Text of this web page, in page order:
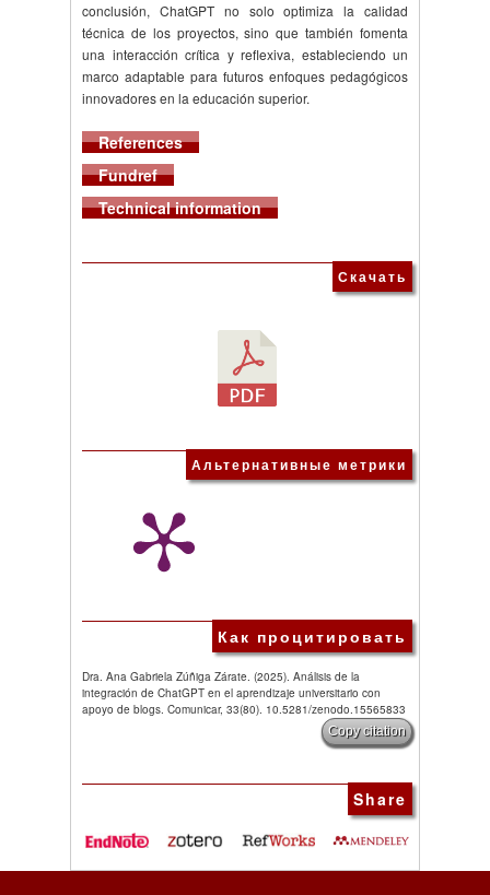
conclusión, ChatGPT no solo optimiza la calidad
técnica de los proyectos, sino que también fomenta
una interacción crítica y reflexiva, estableciendo un
marco adaptable para futuros enfoques pedagógicos
innovadores en la educación superior.
References
Fundref
Technical information
Скачать
Альтернативные метрики
Как процитировать
Dra. Ana Gabriela Zúñiga Zárate. (2025). Análisis de la
integración de ChatGPT en el aprendizaje universitario con
apoyo de blogs. Comunicar, 33(80). 10.5281/zenodo.15565833
Copy citation
Share